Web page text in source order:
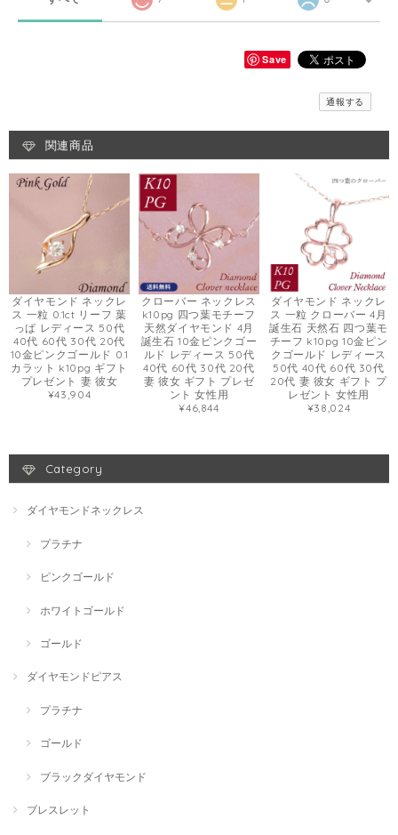
Save
通報する
関連商品
ダイヤモンド ネックレ
ス 一粒 0.1ct リーフ 葉
っぱ レディース 50代
40代 60代 30代 20代
10金ピンクゴールド 0.1
カラット k10pg ギフト
プレゼント 妻 彼女
¥43,904
クローバー ネックレス
k10pg 四つ葉モチーフ
天然ダイヤモンド 4月
誕生石 10金ピンクゴー
ルド レディース 50代
40代 60代 30代 20代
妻 彼女 ギフト プレゼ
ント 女性用
¥46,844
ダイヤモンド ネックレ
ス 一粒 クローバー 4月
誕生石 天然石 四つ葉モ
チーフ k10pg 10金ピン
クゴールド レディース
50代 40代 60代 30代
20代 妻 彼女 ギフト プ
レゼント 女性用
¥38,024
Category
ダイヤモンドネックレス
プラチナ
ピンクゴールド
ホワイトゴールド
ゴールド
ダイヤモンドピアス
プラチナ
ゴールド
ブラックダイヤモンド
ブレスレット